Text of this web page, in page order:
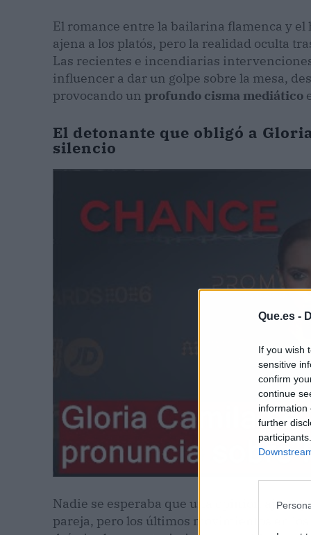
Que.es -
If you wish
sensitive
confirm
continue
information
further
El romance entre la bailarina flamenca y
ajena a los platós, pero la realidad oculta
Las recientes e incendiarias
influencer a dar un golpe sobre la mesa,
provocando un profundo cisma mediático
El detonante que obligó a
silencio
Nadie se esperaba que una opinión ajena
pareja, pero los últimos movimientos en